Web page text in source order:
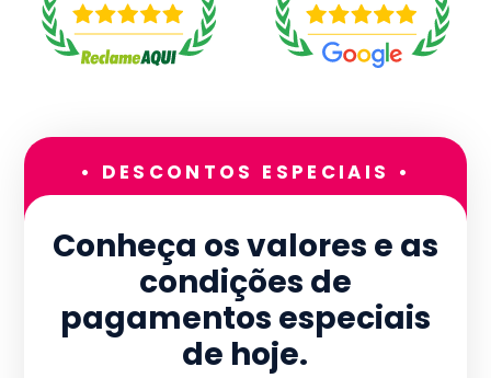
• DESCONTOS ESPECIAIS •
Conheça os valores e as
condições de
pagamentos especiais
de hoje.